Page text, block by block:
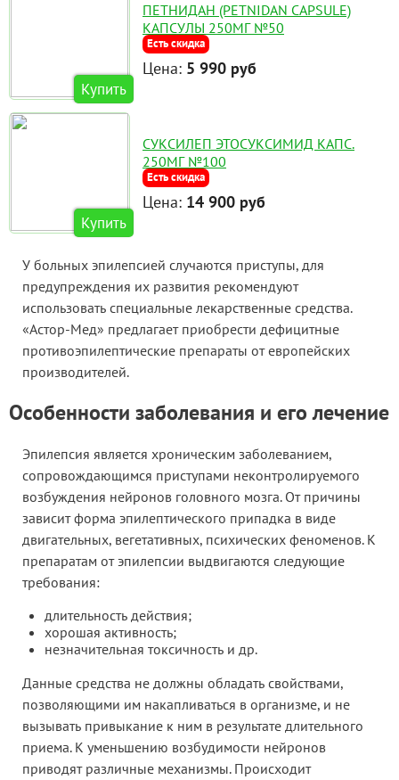
Купить
ПЕТНИДАН (PETNIDAN CAPSULE)
КАПСУЛЫ 250МГ №50
Есть скидка
Цена: 5 990 руб
Купить
СУКСИЛЕП ЭТОСУКСИМИД КАПС.
250МГ №100
Есть скидка
Цена: 14 900 руб
У больных эпилепсией случаются приступы, для
предупреждения их развития рекомендуют
использовать специальные лекарственные средства.
«Астор-Мед» предлагает приобрести дефицитные
противоэпилептические препараты от европейских
производителей.
Особенности заболевания и его лечение
Эпилепсия является хроническим заболеванием,
сопровождающимся приступами неконтролируемого
возбуждения нейронов головного мозга. От причины
зависит форма эпилептического припадка в виде
двигательных, вегетативных, психических феноменов. К
препаратам от эпилепсии выдвигаются следующие
требования:
длительность действия;
хорошая активность;
незначительная токсичность и др.
Данные средства не должны обладать свойствами,
позволяющими им накапливаться в организме, и не
вызывать привыкание к ним в результате длительного
приема. К уменьшению возбудимости нейронов
приводят различные механизмы. Происходит